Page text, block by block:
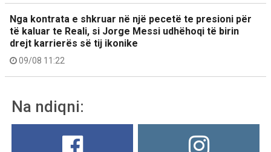
Nga kontrata e shkruar në një pecetë te presioni për
të kaluar te Reali, si Jorge Messi udhëhoqi të birin
drejt karrierës së tij ikonike
09/08 11:22
Na ndiqni: